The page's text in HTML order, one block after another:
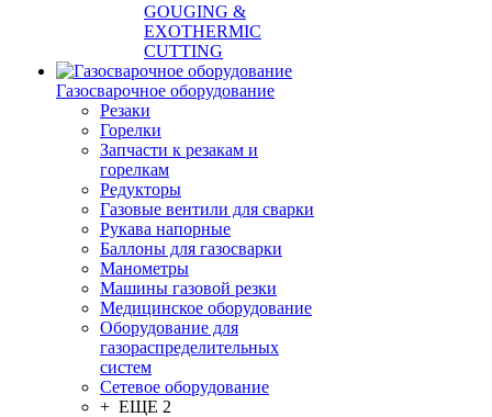
GOUGING &
EXOTHERMIC
CUTTING
Газосварочное оборудование
Резаки
Горелки
Запчасти к резакам и
горелкам
Редукторы
Газовые вентили для сварки
Рукава напорные
Баллоны для газосварки
Манометры
Машины газовой резки
Медицинское оборудование
Оборудование для
газораспределительных
систем
Сетевое оборудование
+ ЕЩЕ 2